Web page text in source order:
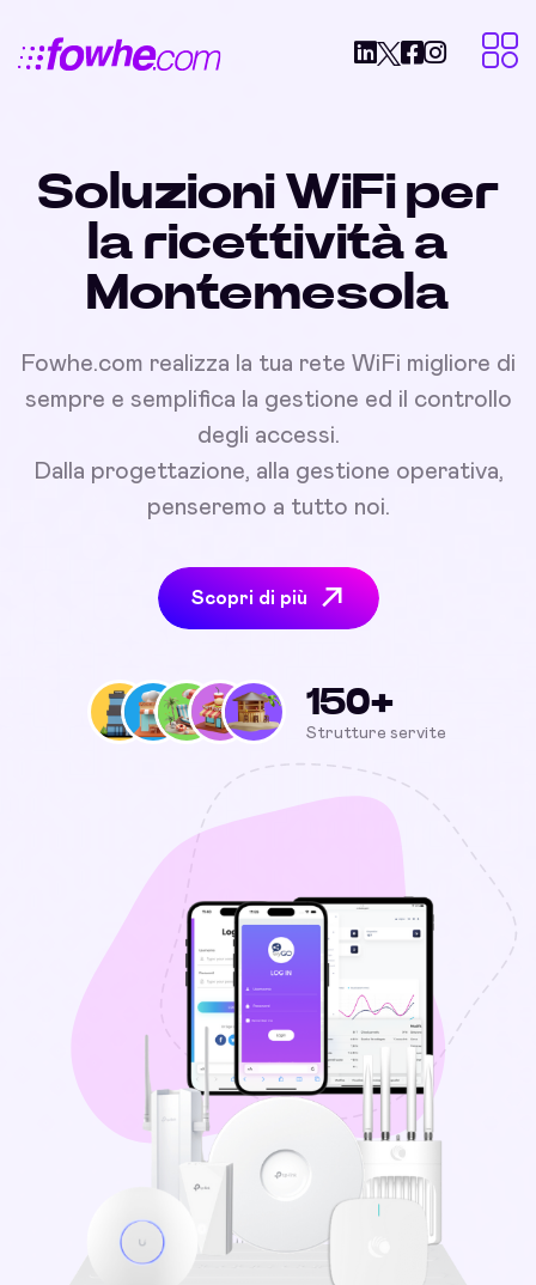
Soluzioni WiFi per
la ricettività a
Montemesola
Fowhe.com realizza la tua rete WiFi migliore di
sempre e semplifica la gestione ed il controllo
degli accessi.
Dalla progettazione, alla gestione operativa,
penseremo a tutto noi.
Scopri di più
150+
Strutture servite